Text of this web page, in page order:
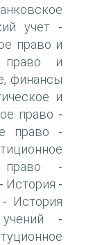
учет -
право и
право и
финансы
и
право -
право -
-
- История -
-
История
-